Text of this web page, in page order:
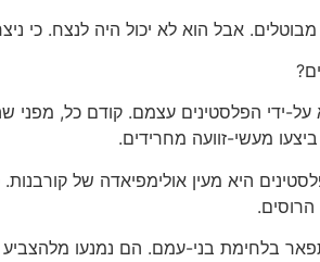
אבל הוא לא יכול היה לנצח. כי
ידי הפלסטינים עצמם. קודם כל, מפני
מעשי-זוועה מחרידים.
היא מעין אולימפיאדה של
בלחימת בני-עמם. הם נמנעו